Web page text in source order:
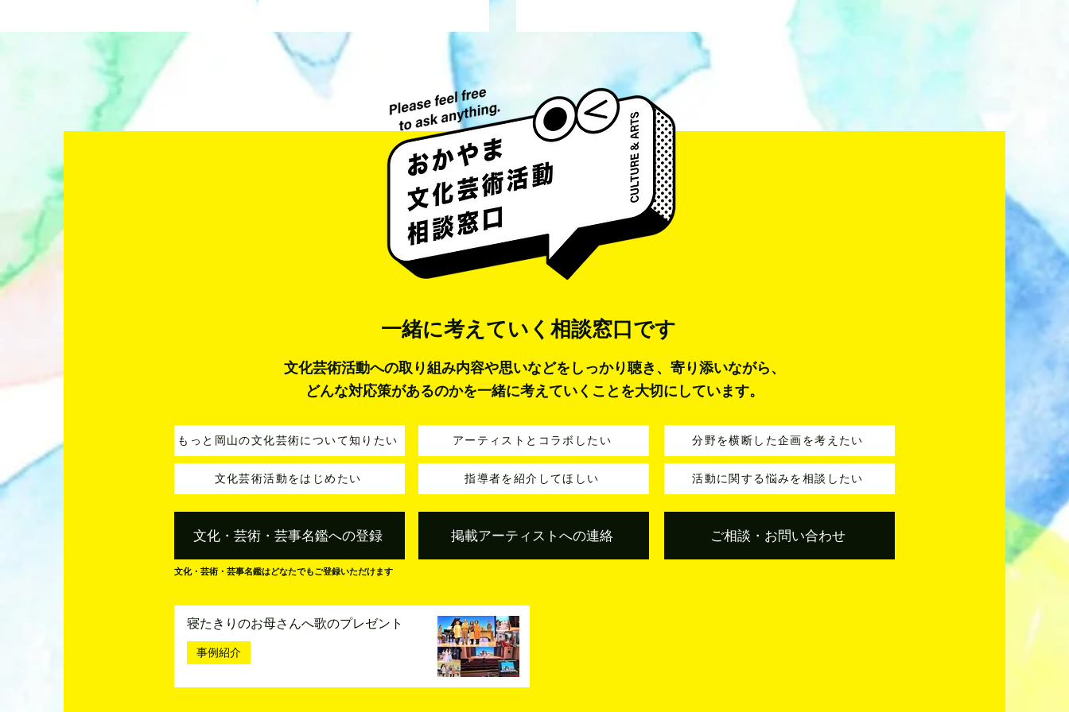
aya_creative アヤ クリエ
イティブ
梅田彩香 Ayaka Umeda
井藤 侃山 Kanzan Ito
一緒に考えていく 相談窓口です
文化芸術活動への取り組み内容や思いなどをしっかり聴き、寄り添いながら、
どんな対応策があるのかを一緒に考えていくことを大切にしています。
もっと岡山の文化芸術について知りたい
文化芸術活動をはじめたい
アーティストとコラボしたい
指導者を紹介してほしい
分野を横断した企画を考えたい
活動に関する悩みを相談したい
文化・芸術・芸事名鑑への登録 掲載アーティストへの連絡 ご相談・お問い合わせ
文化・芸術・芸事名鑑はどなたでもご登録いただけます
寝たきりのお母さんへ歌のプレゼント
事例紹介